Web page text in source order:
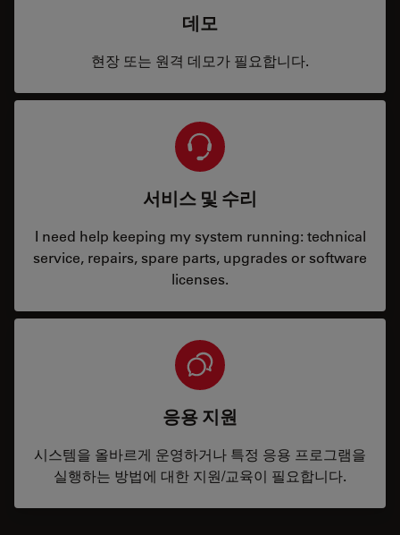
데모
현장 또는 원격 데모가 필요합니다.
서비스 및 수리
I need help keeping my system running: technical
service, repairs, spare parts, upgrades or software
licenses.
응용 지원
시스템을 올바르게 운영하거나 특정 응용 프로그램을
실행하는 방법에 대한 지원/교육이 필요합니다.